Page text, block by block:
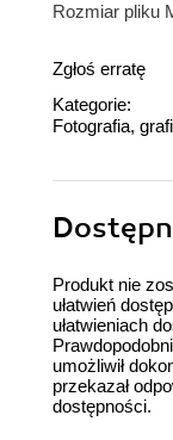
Rozmiar pliku
Zgłoś erratę
Kategorie:
Fotografia,
Produkt nie
ułatwień
ułatwieniach
umożliwił
przekazał
dostępności.